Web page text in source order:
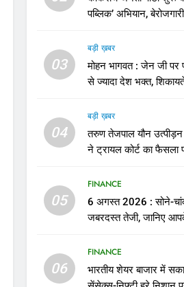
पब्लिक’ अभियान,
03
बड़ी ख़बर
मोहन भागवत : जेन जी पर
से ज्यादा देश
04
बड़ी ख़बर
तरुण तेजपाल यौन उत्पीड़न
ने ट्रायल कोर्ट का फैसला पलटा, 10
05
FINANCE
6 अगस्त 2026 : सोने-
जबरदस्त तेजी, जानिए
06
FINANCE
भारतीय शेयर बाजार में